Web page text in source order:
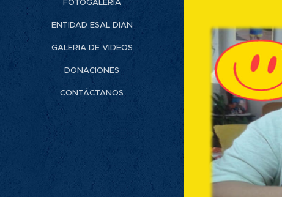
FOTOGALERÍA
ENTIDAD ESAL DIAN
GALERIA DE VIDEOS
DONACIONES
CONTÁCTANOS